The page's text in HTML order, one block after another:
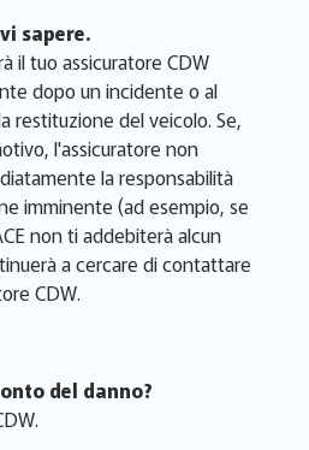
sapere.
il tuo assicuratore CDW
dopo un incidente o al
restituzione del veicolo. Se,
l'assicuratore non
la responsabilità
imminente (ad esempio, se
non ti addebiterà alcun
a cercare di contattare
CDW.
del danno?